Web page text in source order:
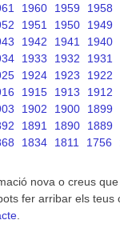
1960 1959 1958
1951 1950 1949
1942 1941 1940
1933 1932 1931
1924 1923 1922
1915 1913 1912
1902 1900 1899
1891 1890 1889
1834 1811 1756
nova o creus
fer arribar els teus